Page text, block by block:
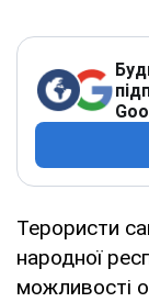
Терористи
народної
можливості